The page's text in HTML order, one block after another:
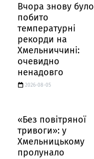
Вчора знову було
побито
температурні
рекорди на
Хмельниччині:
очевидно
ненадовго
2026-08-05
«Без повітряної
тривоги»: у
Хмельницькому
пролунало